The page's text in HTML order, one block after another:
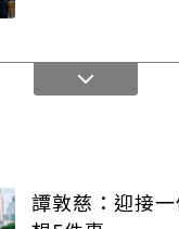
譚敦慈：迎接